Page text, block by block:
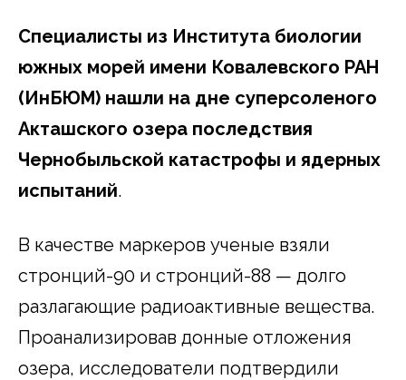
Специалисты из Института биологии
южных морей имени Ковалевского РАН
(ИнБЮМ) нашли на дне суперсоленого
Акташского озера последствия
Чернобыльской катастрофы и ядерных
испытаний.
В качестве маркеров ученые взяли
стронций-90 и стронций-88 — долго
разлагающие радиоактивные вещества.
Проанализировав донные отложения
озера, исследователи подтвердили